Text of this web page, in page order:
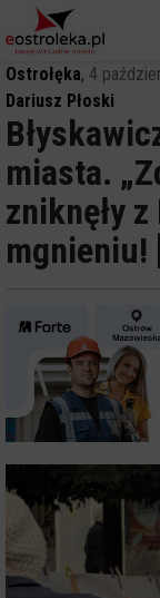
Ostrołęka, 4
Dariusz Płoski
miasta.
zniknęły
mgnieniu!